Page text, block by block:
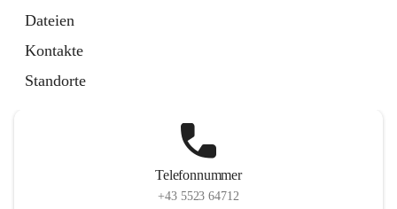
Dateien
Kontakte
Standorte
Telefonnummer
+43 5523 64712